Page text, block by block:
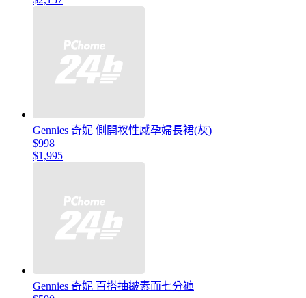
Gennies 奇妮 側開衩性感孕婦長裙(灰)
$998
$1,995
Gennies 奇妮 百搭抽皺素面七分褲